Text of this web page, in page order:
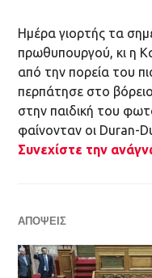
Ημέρα γιορτής τα
πρωθυπουργού, κι η
από την πορεία του
περπάτησε στο
στην παιδική του
φαίνονταν οι Duran-
Συνεχίστε την
ΑΠΌΨΕΙΣ